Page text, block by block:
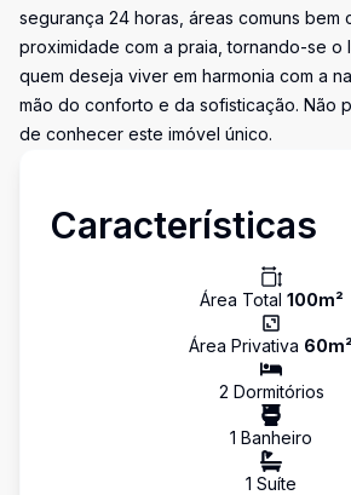
segurança 24 horas, áreas comuns bem
proximidade com a praia, tornando-se o
quem deseja viver em harmonia com a
mão do conforto e da sofisticação. Não
de conhecer este imóvel único.
Características
Área Total 100m²
Área Privativa 60m²
2 Dormitórios
1 Banheiro
1 Suíte